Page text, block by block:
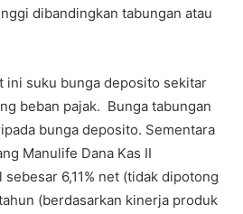
dibandingkan tabungan atau
ini suku bunga deposito sekitar
beban pajak. Bunga tabungan
bunga deposito. Sementara
Manulife Dana Kas II
6,11% net (tidak dipotong
(berdasarkan kinerja produk